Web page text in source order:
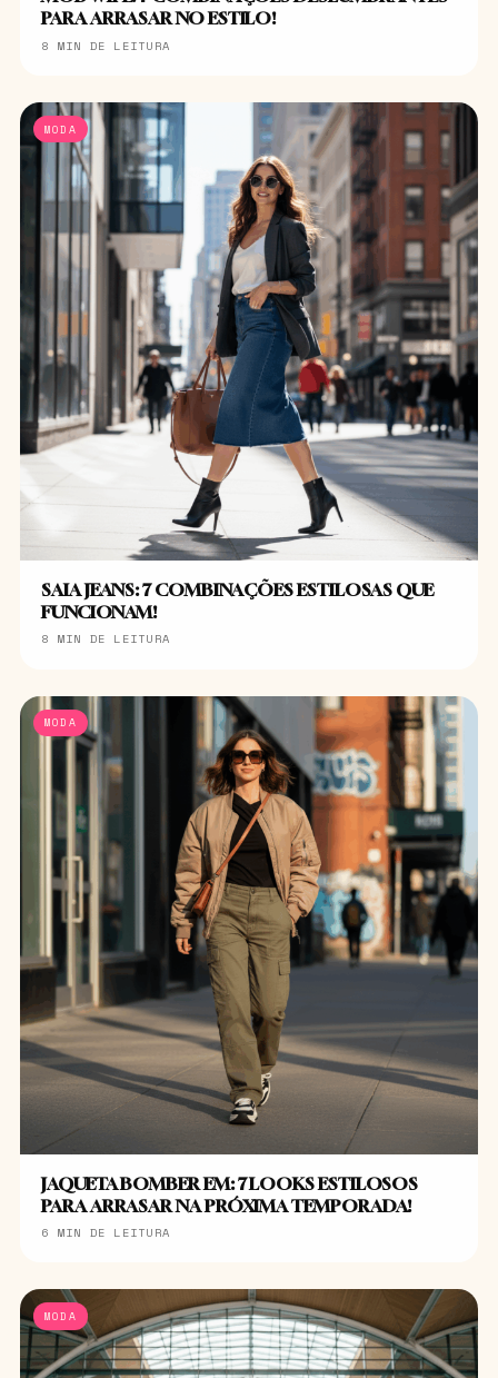
PARA ARRASAR NO ESTILO!
8 MIN DE LEITURA
MODA
SAIA JEANS: 7 COMBINAÇÕES ESTILOSAS QUE
FUNCIONAM!
8 MIN DE LEITURA
MODA
JAQUETA BOMBER EM: 7 LOOKS ESTILOSOS
PARA ARRASAR NA PRÓXIMA TEMPORADA!
6 MIN DE LEITURA
MODA